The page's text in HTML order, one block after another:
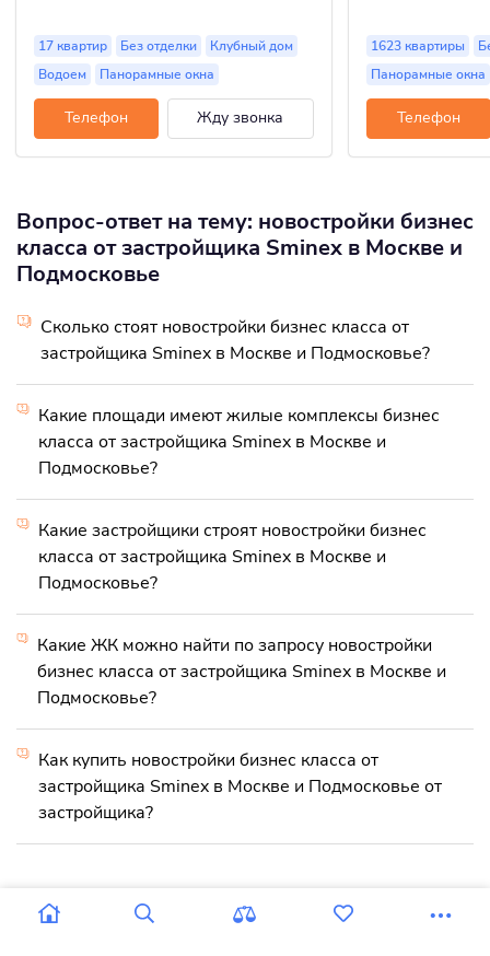
17 квартир Без отделки
Клубный дом
Водоем
Панорамные окна
Телефон Жду звонка
1623 квартиры
Панорамные окна
Телефон
Вопрос-ответ на тему: новостройки бизнес
класса от застройщика Sminex в Москве и
Подмосковье
Сколько стоят новостройки бизнес класса от
застройщика Sminex в Москве и Подмосковье?
Какие площади имеют жилые комплексы бизнес
класса от застройщика Sminex в Москве и
Подмосковье?
Какие застройщики строят новостройки бизнес
класса от застройщика Sminex в Москве и
Подмосковье?
Какие ЖК можно найти по запросу новостройки
бизнес класса от застройщика Sminex в Москве и
Подмосковье?
Как купить новостройки бизнес класса от
застройщика Sminex в Москве и Подмосковье от
застройщика?